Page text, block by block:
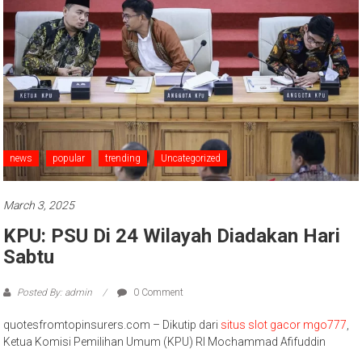
news popular trending Uncategorized
March 3, 2025
KPU: PSU Di 24 Wilayah Diadakan Hari
Sabtu
Posted By: admin 0 Comment
quotesfromtopinsurers.com – Dikutip dari situs slot gacor mgo777
Ketua Komisi Pemilihan Umum (KPU) RI Mochammad Afifuddin